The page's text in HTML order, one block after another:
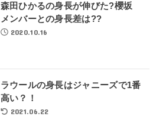
森田ひかるの身長が伸びた?櫻坂
メンバーとの身長差は??
2020.10.16
ラウールの身長はジャニーズで1番
高い？！
2021.06.22